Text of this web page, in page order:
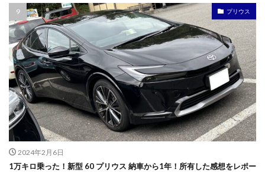
プリウス
2024年2月6日
1万キロ乗った！新型 60 プリウス 納車から1年！所有した感想をレポー